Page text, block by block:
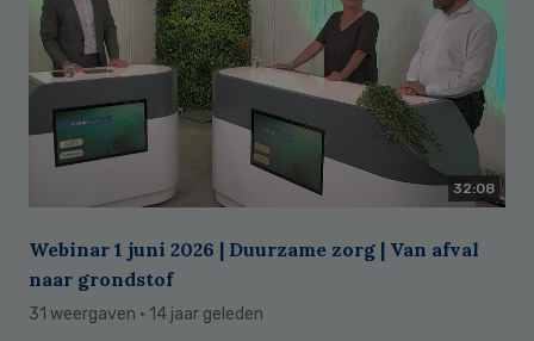
32:08
Webinar 1 juni 2026 | Duurzame zorg | Van afval
naar grondstof
31 weergaven · 14 jaar geleden